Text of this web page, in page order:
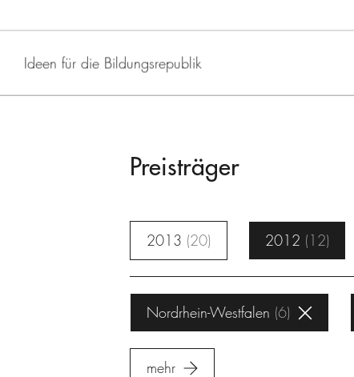
Ideen für die Bildungsrepublik
Preisträger
2013 20 2012 12
Nordrhein-Westfalen 6
mehr